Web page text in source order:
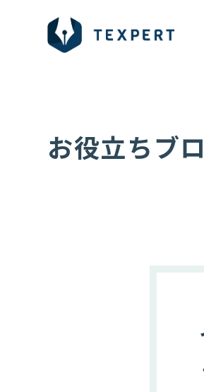
お役立ちブ